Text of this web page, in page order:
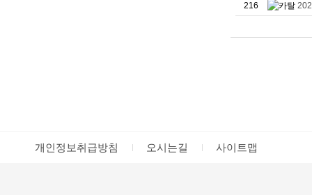
216
개인정보취급방침 오시는길 사이트맵